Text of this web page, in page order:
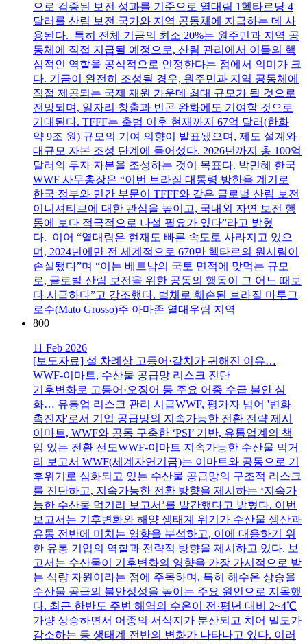
으로 검증된 보전 성과를 기준으로 열대림 1헥타르당 4
달러를 산림 보전 국가와 지역 공동체에 지급하는 데 사
용된다. 특히 전체 기금의 최소 20%는 원주민과 지역 공
동체에 직접 지급될 예정으로, 산림 관리에서 이들의 핵
심적인 역할을 공식적으로 인정한다는 점에서 의미가 크
다. 기금이 완전히 조성될 경우, 원주민과 지역 공동체에
직접 제공되는 국제 재원 가운데 최대 규모가 될 것으로
전망되며, 일자리 창출과 빈곤 완화에도 기여할 것으로
기대된다. TFFF는 출범 이후 현재까지 67억 달러(한화
약 9조 원) 규모의 기여 의향이 발표됐으며, 제도 설계와
대규모 자본 조성 단계에 들어섰다. 2026년까지 총 100억
달러의 투자 자본을 조성하는 것이 목표다. 박민혜 한국
WWF 사무총장은 “이번 브라질 대통령 방한을 계기로
한국 정부와 민간 부문이 TFFF와 같은 글로벌 산림 보전
이니셔티브에 대한 관심을 높이고, 국내외 자연 보전 행
동에 보다 적극적으로 나설 필요가 있다”라고 밝혔
다. 이어 “열대림은 현재도 빠른 속도로 사라지고 있으
며, 2024년에만 전 세계적으로 670만 헥타르의 원시림이
손실됐다”며 “이는 베트남의 국토 면적에 맞먹는 규모
로, 글로벌 산림 보전을 위한 공동의 행동이 그 어느 때보
다 시급하다”고 강조했다. 벌채로 훼손된 브라질 마투그
로수(Mato Grosso)주 아마존 열대우림 지역
800
11 Feb 2026
[보도자료] 설 차례상 고등어·갈치가 귀해진 이유…
WWF-이마트, 수산물 공급망 리스크 진단
기후변화로 고등어·오징어 등 주요 어종 수급 불안 심
화… 유통업 리스크 관리 시급WWF, 평가자 넘어 '변화
촉진자'로서 기업 공급망의 지속가능한 전환 전략 제시
이마트, WWF와 공동 구축한 ‘PSI’ 기반, 유통업계의 책
임 있는 전환 선도WWF-이마트 지속가능한 수산물 먹거
리 보고서 WWF(세계자연기금)는 이마트와 공동으로 기
후위기로 심화되고 있는 수산물 공급망의 구조적 리스크
를 진단하고, 지속가능한 전환 방향을 제시하는 ‘지속가
능한 수산물 먹거리 보고서’를 발간했다고 밝혔다. 이번
보고서는 기후변화와 해양 생태계 위기가 수산물 생산과
유통 전반에 미치는 영향을 분석하고, 이에 대응하기 위
한 유통 기업의 역할과 전략적 방향을 제시하고 있다. 보
고서는 수산물이 기후변화의 영향을 가장 가시적으로 받
는 식량 자원이라는 점에 주목하며, 특히 해수온 상승을
수산물 공급의 불안정성을 높이는 주요 원인으로 지목했
다. 최근 한반도 주변 해역의 수온이 전·평년 대비 2~4℃
가량 상승하면서 어종의 서식지가 분산되고 치어 밀도가
감소하는 등 생태계 전반의 변화가 나타나고 있다. 이러